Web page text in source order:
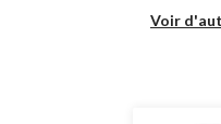
Voir